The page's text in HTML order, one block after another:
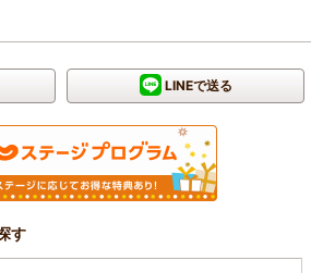
LINEで送る
す